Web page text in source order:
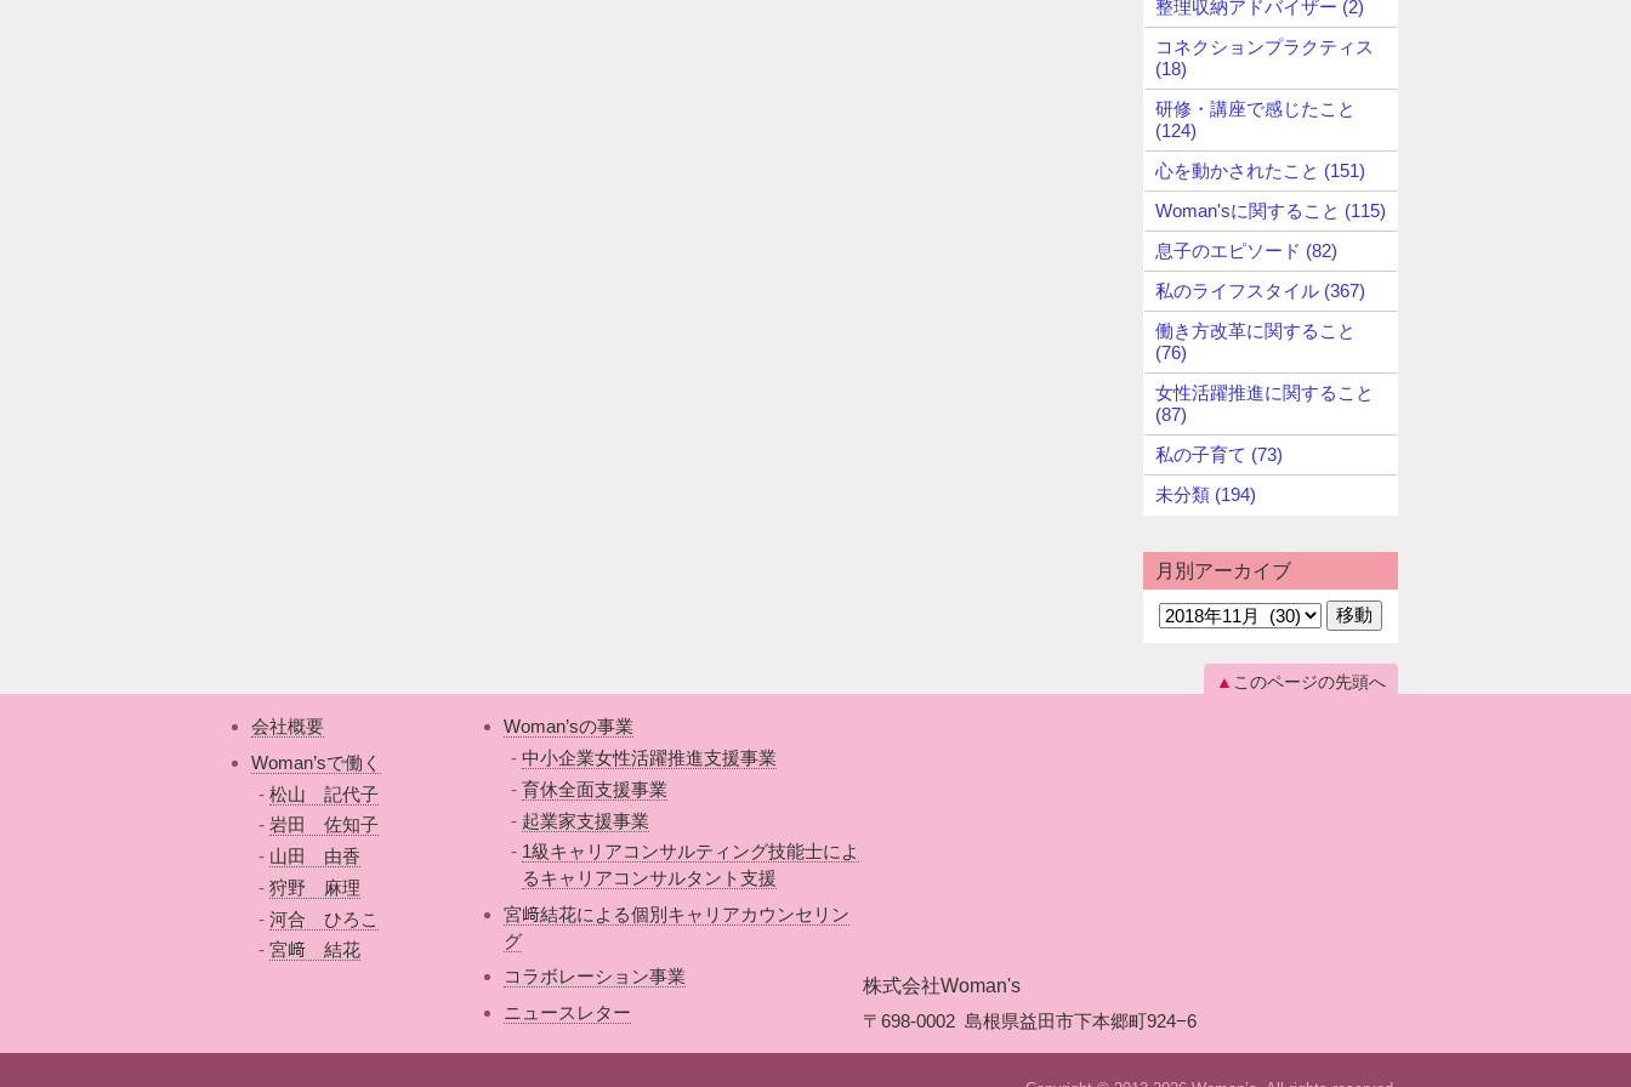
整理収納アドバイザー (2)
コネクションプラクティス
(18)
研修・講座で感じたこと
(124)
心を動かされたこと (151)
Woman'sに関すること (115)
息子のエピソード (82)
私のライフスタイル (367)
働き方改革に関すること
(76)
女性活躍推進に関すること
(87)
私の子育て (73)
未分類 (194)
月別アーカイブ
会社概要
Woman’sで働く
松山 記代子
岩田 佐知子
山田 由香
狩野 麻理
河合 ひろこ
宮﨑 結花
Woman’sの事業
中小企業女性活躍推進支援事業
育休全面支援事業
起業家支援事業
1級キャリアコンサルティング技能士によ
るキャリアコンサルタント支援
宮﨑結花による個別キャリアカウンセリン
グ
コラボレーション事業
ニュースレター
株式会社Woman's
〒698-0002 島根県益田市下本郷町924−6
このページの先頭へ